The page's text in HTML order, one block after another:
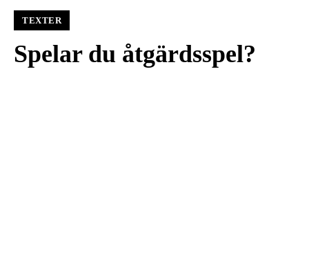
TEXTER
Spelar du åtgärdsspel?